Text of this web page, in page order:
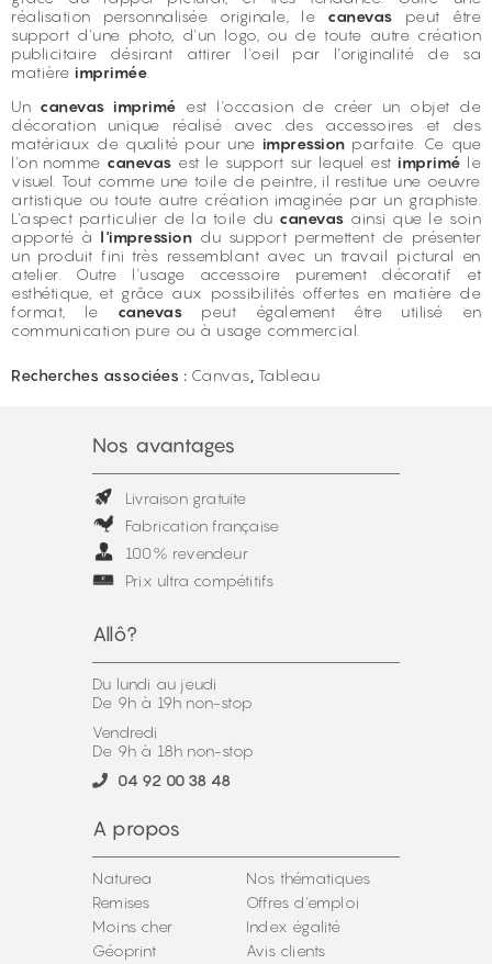
réalisation personnalisée originale, le canevas peut être
support d'une photo, d'un logo, ou de toute autre création
publicitaire désirant attirer l'oeil par l'originalité de sa
matière imprimée
Un canevas imprimé est l'occasion de créer un objet de
décoration unique réalisé avec des accessoires et des
matériaux de qualité pour une impression parfaite. Ce que
l'on nomme canevas est le support sur lequel est imprimé le
visuel. Tout comme une toile de peintre, il restitue une oeuvre
artistique ou toute autre création imaginée par un graphiste.
L'aspect particulier de la toile du canevas ainsi que le soin
apporté à l'impression du support permettent de présenter
un produit fini très ressemblant avec un travail pictural en
atelier. Outre l'usage accessoire purement décoratif et
esthétique, et grâce aux possibilités offertes en matière de
format, le canevas peut également être utilisé en
communication pure ou à usage commercial.
Recherches associées : Canvas Tableau
Nos avantages
Livraison gratuite
Fabrication française
100% revendeur
Prix ultra compétitifs
Allô?
Du lundi au jeudi
De 9h à 19h non-stop
Vendredi
De 9h à 18h non-stop
04 92 00 38 48
A propos
Naturea
Remises
Moins cher
Géoprint
Nos thématiques
Offres d'emploi
Index égalité
Avis clients